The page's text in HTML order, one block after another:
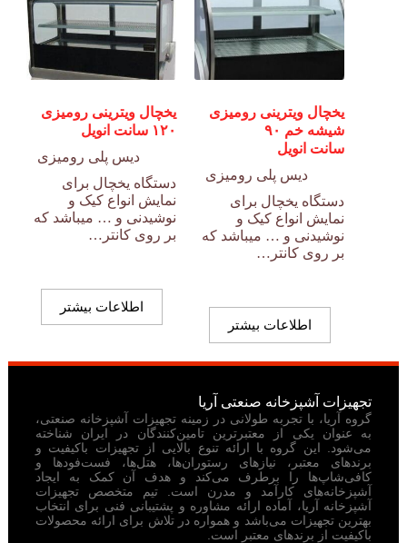
یخچال ویترینی رومیزی
شیشه خم ۹۰
سانت انویل
دیس پلی رومیزی
دستگاه یخچال برای
نمایش انواع کیک و
نوشیدنی و … میباشد که
بر روی کانتر…
اطلاعات بیشتر
یخچال ویترینی رومیزی
۱۲۰ سانت انویل
دیس پلی رومیزی
دستگاه یخچال برای
نمایش انواع کیک و
نوشیدنی و … میباشد که
بر روی کانتر…
اطلاعات بیشتر
تجهیزات آشپزخانه صنعتی آریا
گروه آریا، با تجربه طولانی در زمینه تجهیزات آشپزخانه صنعتی،
به عنوان یکی از معتبرترین تامین‌کنندگان در ایران شناخته
می‌شود. این گروه با ارائه تنوع بالایی از تجهیزات باکیفیت و
برندهای معتبر، نیازهای رستوران‌ها، هتل‌ها، فست‌فودها و
کافی‌شاپ‌ها را برطرف می‌کند و هدف آن کمک به ایجاد
آشپزخانه‌های کارآمد و مدرن است. تیم متخصص تجهیزات
آشپزخانه آریا، آماده ارائه مشاوره و پشتیبانی فنی برای انتخاب
بهترین تجهیزات می‌باشد و همواره در تلاش برای ارائه محصولات
باکیفیت از برندهای معتبر است.